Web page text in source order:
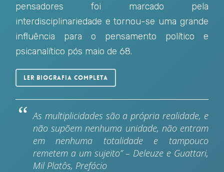
pensadores foi marcado pela
interdisciplinariedade e tornou-se uma grande
influência para o pensamento político e
psicanalítico pós maio de 68.
Ler biografia completa
As multiplicidades são a própria realidade, e
não supõem nenhuma unidade, não entram
em nenhuma totalidade e tampouco
remetem a um sujeito” – Deleuze e Guattari,
Mil Platôs, Prefácio